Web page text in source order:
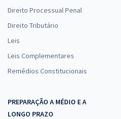
Direito Processual Penal
Direito Tributário
Leis
Leis Complementares
Remédios Constitucionais
PREPARAÇÃO A MÉDIO E A
LONGO PRAZO